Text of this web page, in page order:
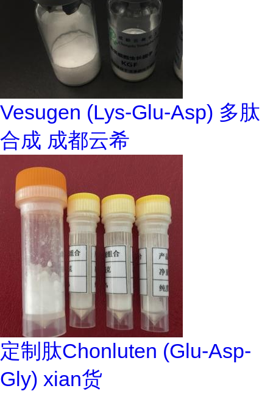
Vesugen (Lys-Glu-Asp) 多肽
合成 成都云希
定制肽Chonluten (Glu-Asp-
Gly) xian货